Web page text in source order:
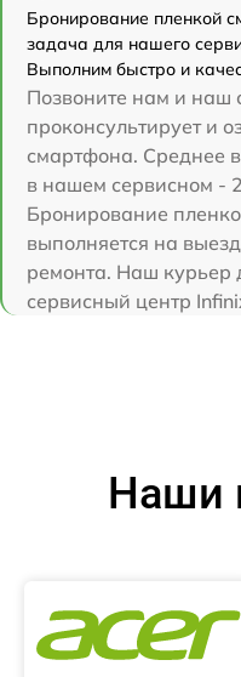
Бронирование пленкой
задача для нашего
Выполним быстро и
Позвоните нам и наш
проконсультирует и
смартфона. Среднее
в нашем сервисном -
Бронирование
выполняется на
ремонта. Наш курьер
сервисный центр
Наши